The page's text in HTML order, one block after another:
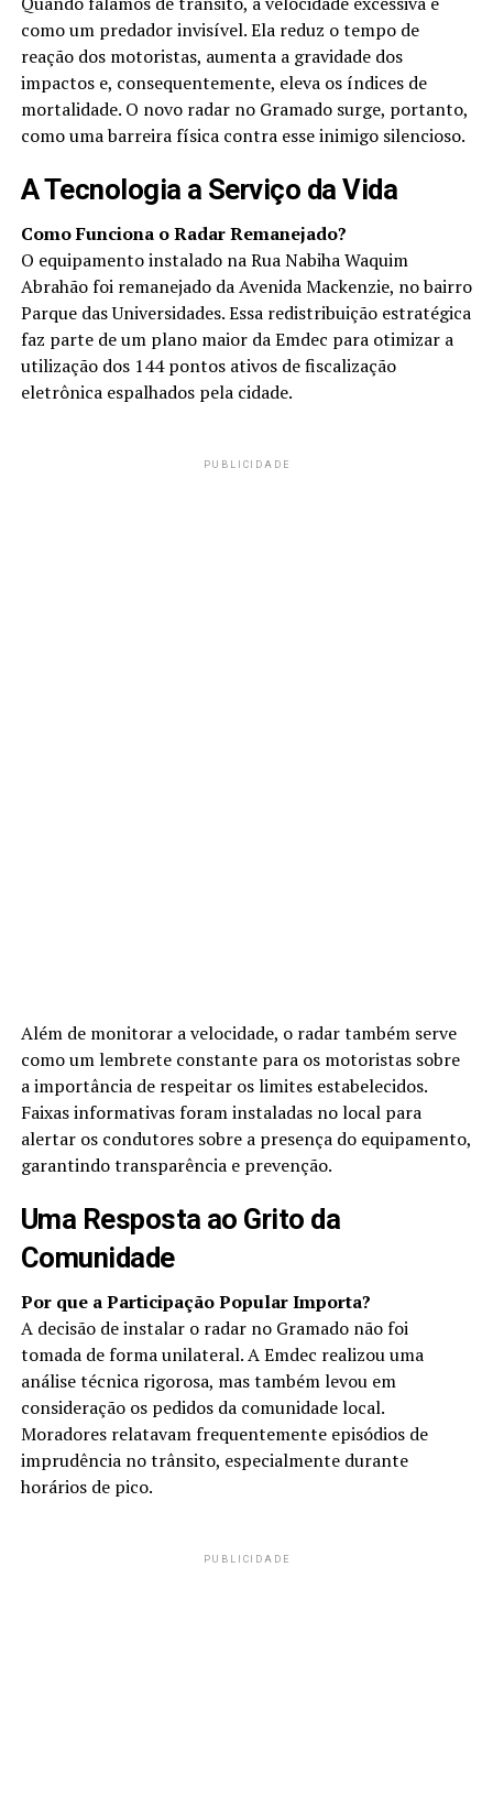
como um predador invisível. Ela reduz o tempo de
reação dos motoristas, aumenta a gravidade dos
impactos e, consequentemente, eleva os índices de
mortalidade. O novo radar no Gramado surge, portanto,
como uma barreira física contra esse inimigo silencioso.
A Tecnologia a Serviço da Vida
Como Funciona o Radar Remanejado?
O equipamento instalado na Rua Nabiha Waquim
Abrahão foi remanejado da Avenida Mackenzie, no bairro
Parque das Universidades. Essa redistribuição estratégica
faz parte de um plano maior da Emdec para otimizar a
utilização dos 144 pontos ativos de fiscalização
eletrônica espalhados pela cidade.
PUBLICIDADE
Além de monitorar a velocidade, o radar também serve
como um lembrete constante para os motoristas sobre
a importância de respeitar os limites estabelecidos.
Faixas informativas foram instaladas no local para
alertar os condutores sobre a presença do equipamento,
garantindo transparência e prevenção.
Uma Resposta ao Grito da
Comunidade
Por que a Participação Popular Importa?
A decisão de instalar o radar no Gramado não foi
tomada de forma unilateral. A Emdec realizou uma
análise técnica rigorosa, mas também levou em
consideração os pedidos da comunidade local.
Moradores relatavam frequentemente episódios de
imprudência no trânsito, especialmente durante
horários de pico.
PUBLICIDADE